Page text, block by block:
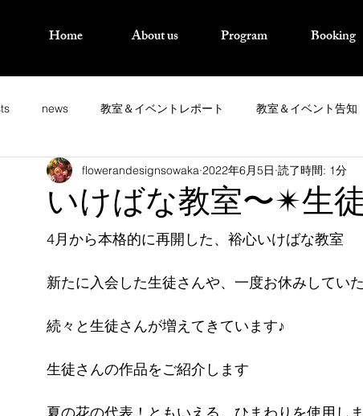
Home About us Program Booking
news 教室＆イベントレポート 教室＆イベント告知
いけばな教室〜✴︎生
flowerandesignsowaka 2022年6月5日 読了時間: 1分
4月から本格的に再開した、裕心いけばな教室
新たに入会した生徒さんや、一度お休みしてい
続々と生徒さんが増えてきています♪
生徒さんの作品をご紹介します